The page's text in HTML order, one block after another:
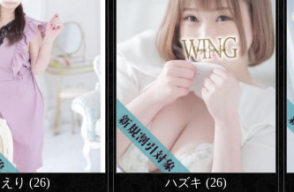
えり (26) ハズキ (26)